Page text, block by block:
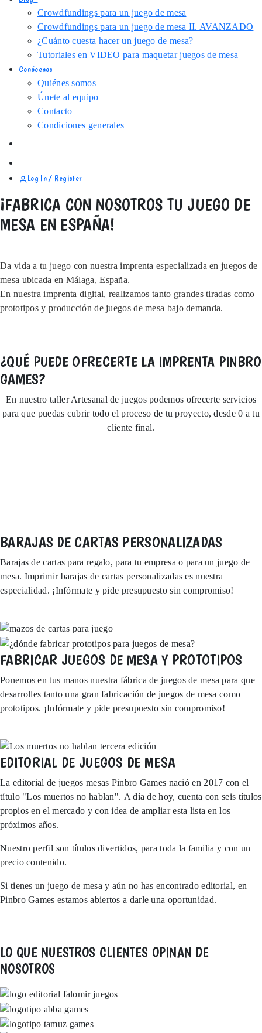
Crowdfundings para un juego de mesa
Crowdfundings para un juego de mesa II. AVANZADO
¿Cuánto cuesta hacer un juego de mesa?
Tutoriales en VIDEO para maquetar juegos de mesa
Conócenos
Quiénes somos
Únete al equipo
Contacto
Condiciones generales
Log In / Register
¡FABRICA CON NOSOTROS TU JUEGO DE
MESA EN ESPAÑA!
Da vida a tu juego con nuestra imprenta especializada en juegos de
mesa ubicada en Málaga, España.
En nuestra imprenta digital, realizamos tanto grandes tiradas como
prototipos y producción de juegos de mesa bajo demanda.
¿QUÉ PUEDE OFRECERTE LA IMPRENTA PINBRO
GAMES?
En nuestro taller Artesanal de juegos podemos ofrecerte servicios
para que puedas cubrir todo el proceso de tu proyecto, desde 0 a tu
cliente final.
BARAJAS DE CARTAS PERSONALIZADAS
Barajas de cartas para regalo, para tu empresa o para un juego de
mesa. Imprimir barajas de cartas personalizadas es nuestra
especialidad. ¡Infórmate y pide presupuesto sin compromiso!
FABRICAR JUEGOS DE MESA Y PROTOTIPOS
Ponemos en tus manos nuestra fábrica de juegos de mesa para que
desarrolles tanto una gran fabricación de juegos de mesa como
prototipos. ¡Infórmate y pide presupuesto sin compromiso!
EDITORIAL DE JUEGOS DE MESA
La editorial de juegos mesas Pinbro Games nació en 2017 con el
título "Los muertos no hablan". A día de hoy, cuenta con seis títulos
propios en el mercado y con idea de ampliar esta lista en los
próximos años.
Nuestro perfil son títulos divertidos, para toda la familia y con un
precio contenido.
Si tienes un juego de mesa y aún no has encontrado editorial, en
Pinbro Games estamos abiertos a darle una oportunidad.
LO QUE NUESTROS CLIENTES OPINAN DE
NOSOTROS